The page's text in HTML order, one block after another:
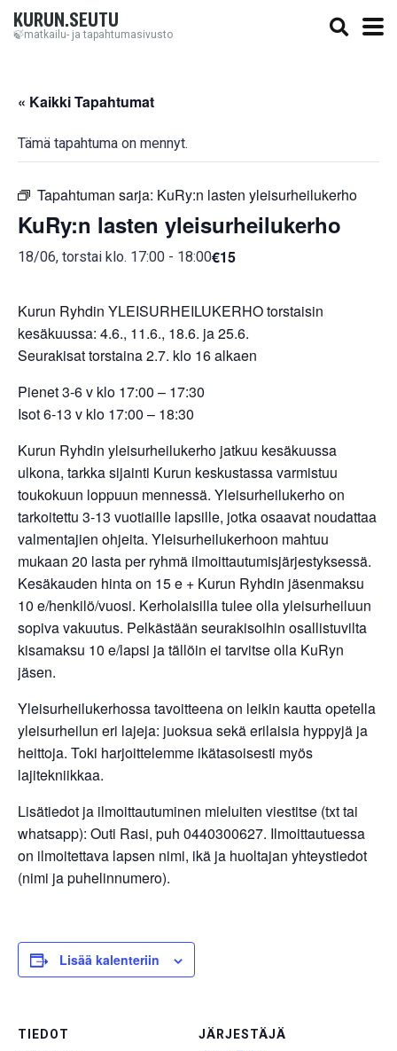
KURUN.SEUTU
🍃matkailu- ja tapahtumasivusto
« Kaikki Tapahtumat
Tämä tapahtuma on mennyt.
Tapahtuman sarja: KuRy:n lasten yleisurheilukerho
KuRy:n lasten yleisurheilukerho
18/06, torstai klo. 17:00 - 18:00€15
Kurun Ryhdin YLEISURHEILUKERHO torstaisin
kesäkuussa: 4.6., 11.6., 18.6. ja 25.6.
Seurakisat torstaina 2.7. klo 16 alkaen
Pienet 3-6 v klo 17:00 – 17:30
Isot 6-13 v klo 17:00 – 18:30
Kurun Ryhdin yleisurheilukerho jatkuu kesäkuussa
ulkona, tarkka sijainti Kurun keskustassa varmistuu
toukokuun loppuun mennessä. Yleisurheilukerho on
tarkoitettu 3-13 vuotiaille lapsille, jotka osaavat noudattaa
valmentajien ohjeita. Yleisurheilukerhoon mahtuu
mukaan 20 lasta per ryhmä ilmoittautumisjärjestyksessä.
Kesäkauden hinta on 15 e + Kurun Ryhdin jäsenmaksu
10 e/henkilö/vuosi. Kerholaisilla tulee olla yleisurheiluun
sopiva vakuutus. Pelkästään seurakisoihin osallistuvilta
kisamaksu 10 e/lapsi ja tällöin ei tarvitse olla KuRyn
jäsen.
Yleisurheilukerhossa tavoitteena on leikin kautta opetella
yleisurheilun eri lajeja: juoksua sekä erilaisia hyppyjä ja
heittoja. Toki harjoittelemme ikätasoisesti myös
lajitekniikkaa.
Lisätiedot ja ilmoittautuminen mieluiten viestitse (txt tai
whatsapp): Outi Rasi, puh 0440300627. Ilmoittautuessa
on ilmoitettava lapsen nimi, ikä ja huoltajan yhteystiedot
(nimi ja puhelinnumero).
Lisää kalenteriin
TIEDOT JÄRJESTÄJÄ